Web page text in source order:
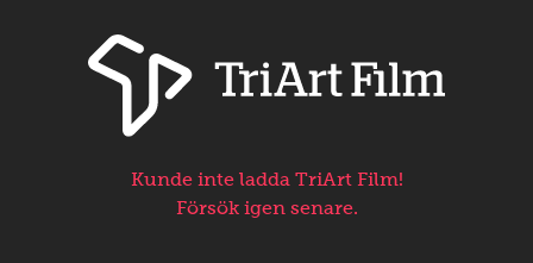
Kunde inte ladda TriArt Film!
Försök igen senare.